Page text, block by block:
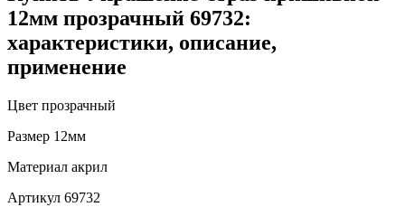
12мм прозрачный 69732:
характеристики, описание,
применение
Цвет прозрачный
Размер 12мм
Материал акрил
Артикул 69732